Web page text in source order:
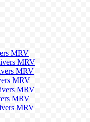
MRV
MRV
MRV
MRV
MRV
MRV
MRV